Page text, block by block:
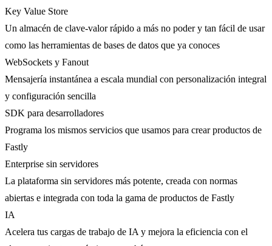
Key Value Store
Un almacén de clave-valor rápido a más no poder y tan fácil de usar
como las herramientas de bases de datos que ya conoces
WebSockets y Fanout
Mensajería instantánea a escala mundial con personalización integral
y configuración sencilla
SDK para desarrolladores
Programa los mismos servicios que usamos para crear productos de
Fastly
Enterprise sin servidores
La plataforma sin servidores más potente, creada con normas
abiertas e integrada con toda la gama de productos de Fastly
IA
Acelera tus cargas de trabajo de IA y mejora la eficiencia con el